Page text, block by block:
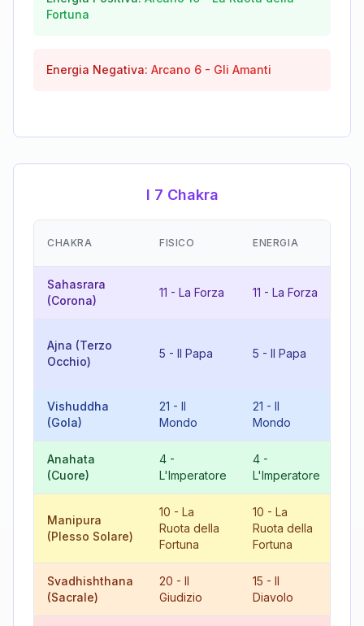
Fortuna
Energia Negativa: Arcano 6 - Gli Amanti
I 7 Chakra
CHAKRA FISICO ENERGIA
Sahasrara
(Corona)
11 - La Forza 11 - La Forza
Ajna (Terzo
Occhio)
5 - Il Papa 5 - Il Papa
Vishuddha
(Gola)
21 - Il
Mondo
21 - Il
Mondo
Anahata
(Cuore)
4 -
L'Imperatore
4 -
L'Imperatore
Manipura
(Plesso Solare)
10 - La
Ruota della
Fortuna
10 - La
Ruota della
Fortuna
Svadhishthana
(Sacrale)
20 - Il
Giudizio
15 - Il
Diavolo